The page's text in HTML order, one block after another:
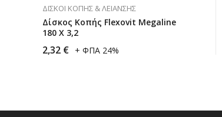
ΔΊΣΚΟΙ ΚΟΠΉΣ & ΛΕΊΑΝΣΗΣ
Δίσκος Κοπής Flexovit Megaline
180 X 3,2
2,32 € + ΦΠΑ 24%